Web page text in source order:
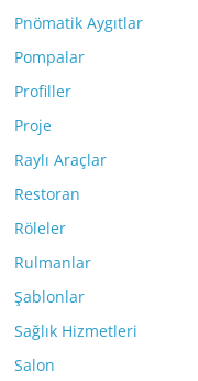
Pnömatik Aygıtlar
Pompalar
Profiller
Proje
Raylı Araçlar
Restoran
Röleler
Rulmanlar
Şablonlar
Sağlık Hizmetleri
Salon